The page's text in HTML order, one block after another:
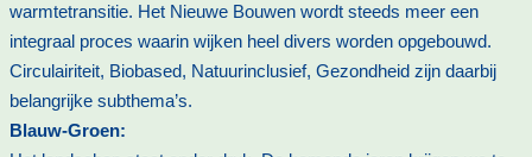
warmtetransitie. Het Nieuwe Bouwen wordt steeds meer een
integraal proces waarin wijken heel divers worden opgebouwd.
Circulairiteit, Biobased, Natuurinclusief, Gezondheid zijn daarbij
belangrijke subthema’s.
Blauw-Groen: